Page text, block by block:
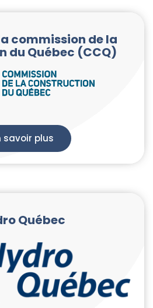
commission de la
du Québec (CCQ)
savoir plus
Québec